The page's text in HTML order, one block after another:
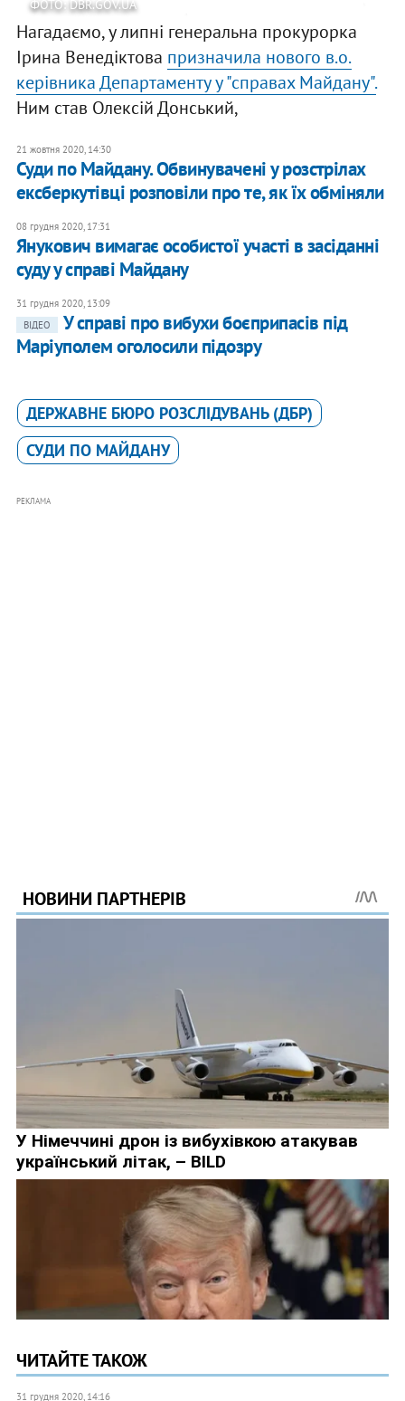
ФОТО: DBR.GOV.UA
Нагадаємо, у липні генеральна прокурорка
Ірина Венедіктова призначила нового в.о.
керівника Департаменту у "справах Майдану".
Ним став Олексій Донський,
21 жовтня 2020, 14:30
Суди по Майдану. Обвинувачені у розстрілах
ексберкутівці розповіли про те, як їх обміняли
08 грудня 2020, 17:31
Янукович вимагає особистої участі в засіданні
суду у справі Майдану
31 грудня 2020, 13:09
ВІДЕО
У справі про вибухи боєприпасів під
Маріуполем оголосили підозру
ДЕРЖАВНЕ БЮРО РОЗСЛІДУВАНЬ (ДБР)
СУДИ ПО МАЙДАНУ
РЕКЛАМА
ЧИТАЙТЕ ТАКОЖ
31 грудня 2020, 14:16